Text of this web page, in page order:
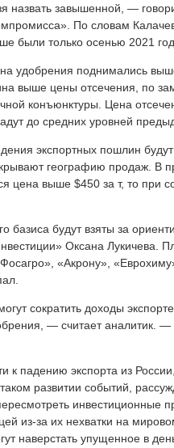
назвать завышенной, —
По словам
были только осенью 2021
удобрения поднимались
выше цены отсечения, по
конъюнктуры. Цена
до средних уровней
экспортных пошлин
географию продаж. В
цена выше $450 за т, то
базиса будут взяты за
Оксана Лукичева.
«Акрону»,
сократить доходы
— считает аналитик.
к падению экспорта из
развитии событий,
инвестиционные
из-за их нехватки на
наверстать упущенное в